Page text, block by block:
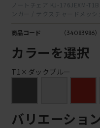
ノートチェア KJ-176JEXM-
ンガー / テクスチャードメッシ
商品コード （34083986）
カラーを選択
T1×ダックブルー
バリエーショ